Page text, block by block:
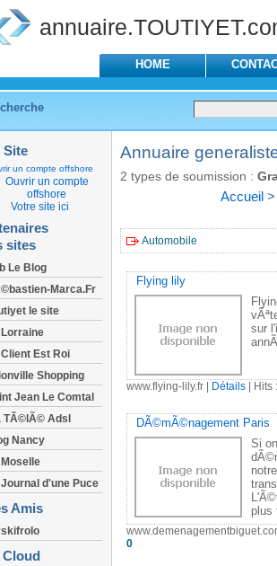
HOME
Site
un compte offshore
Votre site ici
sites
Le Blog
Marca.Fr
le site
Lorraine
Client Est Roi
Shopping
Jean Le Comtal
TÃ©lÃ© Adsl
Nancy
Moselle
Journal d'une Puce
Amis
Cloud
Annuaire
2 types de soumission :
Accueil
Automobile
Flying lily
sur
www.flying-lily.fr Détails |
DÃ©mÃ©nagement Paris
Si
plus
0